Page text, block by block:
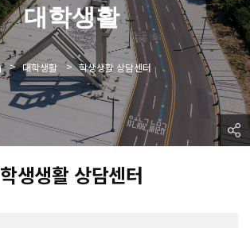
대학생활
> 대학생활 > 학생생활 상담센터
학생생활 상담센터